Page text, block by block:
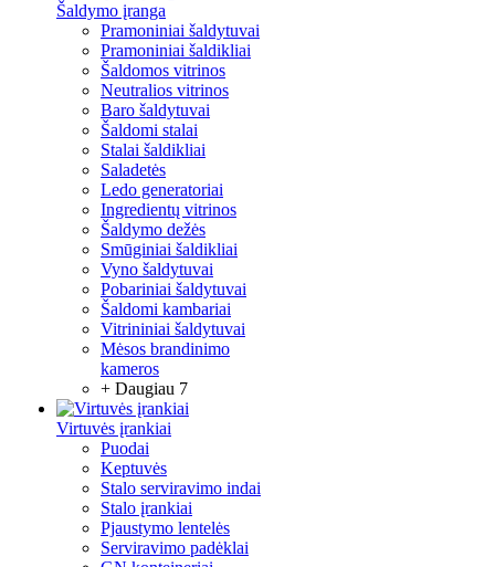
Šaldymo įranga
Pramoniniai šaldytuvai
Pramoniniai šaldikliai
Šaldomos vitrinos
Neutralios vitrinos
Baro šaldytuvai
Šaldomi stalai
Stalai šaldikliai
Saladetės
Ledo generatoriai
Ingredientų vitrinos
Šaldymo dežės
Smūginiai šaldikliai
Vyno šaldytuvai
Pobariniai šaldytuvai
Šaldomi kambariai
Vitrininiai šaldytuvai
Mėsos brandinimo
kameros
+ Daugiau 7
Virtuvės įrankiai
Puodai
Keptuvės
Stalo serviravimo indai
Stalo įrankiai
Pjaustymo lentelės
Serviravimo padėklai